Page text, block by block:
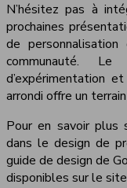
N’hésitez pas à
prochaines
de
communauté.
d’expérimentation
arrondi offre un
Pour en savoir plus
dans le design de
guide de design de
disponibles sur le